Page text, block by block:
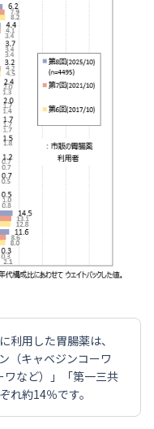
利用した胃腸薬は、
（キャベジンコーワ
など）」「第一三共
れ約14％です。